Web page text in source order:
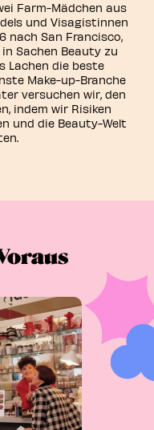
Farm-Mädchen aus
und Visagistinnen
nach San Francisco,
Sachen Beauty zu
Lachen die beste
Make-up-Branche
versuchen wir, den
indem wir Risiken
und die Beauty-Welt